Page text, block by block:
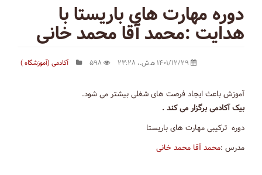
دوره مهارت های باریستا با
هدایت :محمد آقا محمد خانی
آکادمی (آموزشگاه )
آموزش باعث ایجاد فرصت های شغلی بیشتر می شود.
بیک آکادمی برگزار می کند .
دوره ترکیبی مهارت های باریستا
مدرس :محمد آقا محمد خانی